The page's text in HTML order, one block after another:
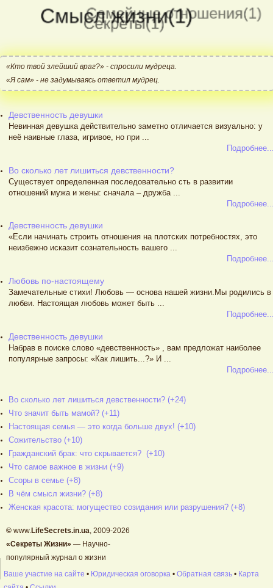
«Кто твой злейший враг?» - спросили мудреца.
«Я сам» - не задумываясь ответил мудрец.
Девственность девушки
Невинная девушка действительно заметно отличается визуально: у
неё наивные глаза, игривое, но при ...
Во сколько лет лишиться девственности?
Существует определенная последовательно сть в развитии
отношений мужа и жены: сначала – дружба ...
Девственность девушки
«Если начинать строить отношения на плотских потребностях, это
неизбежно исказит сознательность вашего ...
Любовь по-настоящему
Замечательные стихи! Любовь — основа нашей жизни.Мы родились в
любви. Настоящая любовь может быть ...
Девственность девушки
Набрав в поиске слово «девственность» , вам предложат наиболее
популярные запросы: «Как лишить...?» И ...
Во сколько лет лишиться девственности? (+24)
Что значит быть мамой? (+11)
Настоящая семья — это когда больше двух! (+10)
Сожительство (+10)
Гражданский брак: что скрывается? (+10)
Что самое важное в жизни (+9)
Ссоры в семье (+8)
В чём смысл жизни? (+8)
Женская красота: могущество созидания или разрушения? (+8)
© www.LifeSecrets.in.ua, 2009-2026
«Секреты Жизни» — Научно-
популярный журнал о жизни
Ваше участие на сайте • Юридическая оговорка • Обратная связь • Карта